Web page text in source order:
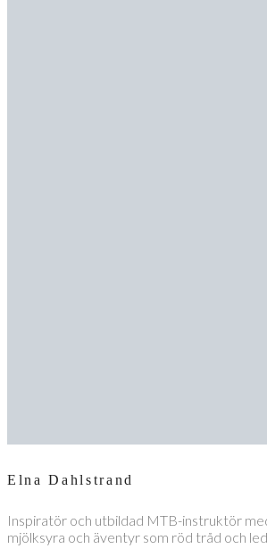
Elna Dahlstrand
Inspiratör och utbildad MTB-instruktör
mjölksyra och äventyr som röd tråd och